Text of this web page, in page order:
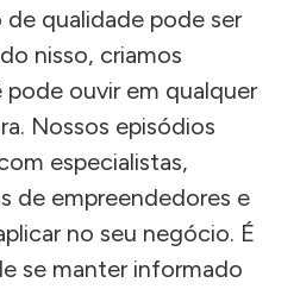
qualidade pode ser
nisso, criamos
pode ouvir em qualquer
Nossos episódios
especialistas,
de empreendedores e
no seu negócio. É
se manter informado